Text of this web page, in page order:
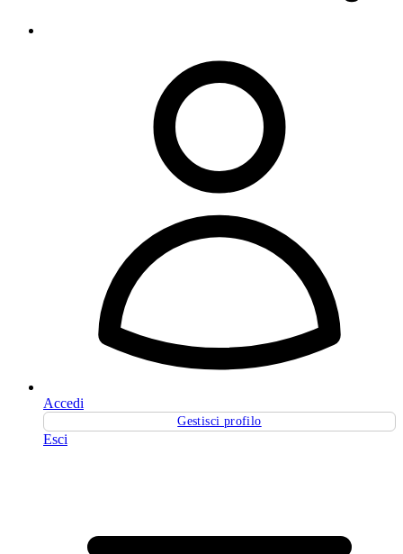
Accedi
Gestisci profilo
Esci